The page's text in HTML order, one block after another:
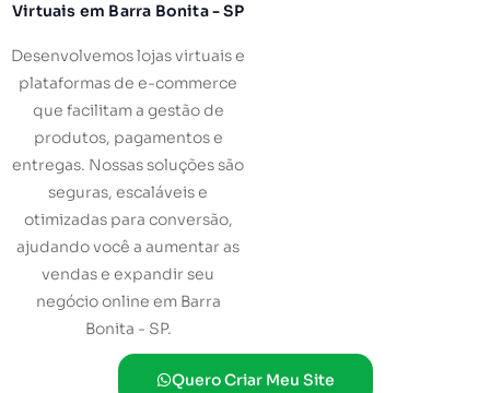
Virtuais em Barra Bonita - SP
Desenvolvemos lojas virtuais e
plataformas de e-commerce
que facilitam a gestão de
produtos, pagamentos e
entregas. Nossas soluções são
seguras, escaláveis e
otimizadas para conversão,
ajudando você a aumentar as
vendas e expandir seu
negócio online em Barra
Bonita - SP.
Quero Criar Meu Site